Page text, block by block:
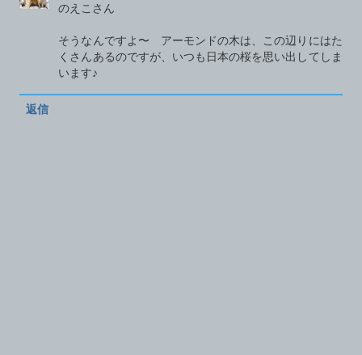
のえこさん
そうなんですよ〜 アーモンドの木は、この辺りにはた
くさんあるのですが、いつも日本の桜を思い出してしま
います♪
返信